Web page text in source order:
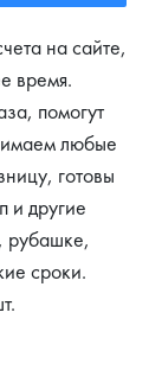
на сайте,
время.
помогут
любые
готовы
и другие
рубашке,
сроки.